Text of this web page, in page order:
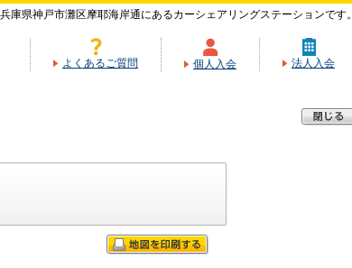
庫県神戸市灘区摩耶海岸通にあるカーシェアリングステーションです。
よくあるご質問 個人入会 法人入会